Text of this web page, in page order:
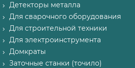
Детекторы металла
Для сварочного оборудования
Для строительной техники
Для электроинструмента
Домкраты
Заточные станки (точило)